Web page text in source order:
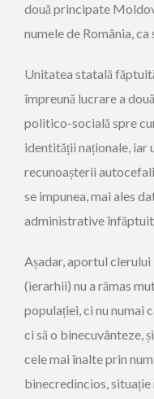
două principate
numele de România,
Unitatea statală
împreună lucrare a
politico-socială spre
identității naționale, iar
recunoașterii
se impunea, mai ales
administrative
Așadar, aportul
(ierarhii) nu a rămas
populației, ci nu numai
ci să o binecuvânteze,
cele mai înalte prin
binecredincios,